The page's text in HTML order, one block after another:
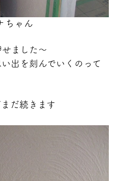
ちゃん
ました～
出を刻んでいくのって
だ続きます